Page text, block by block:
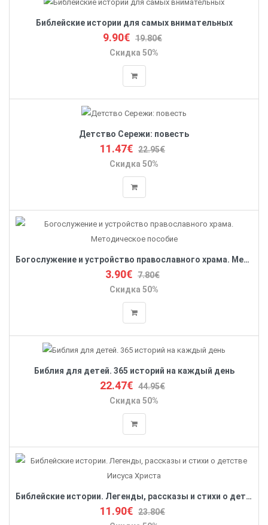
Библейские истории для самых внимательных
9.90€ 19.80€
Скидка 50%
Детство Сережи: повесть
11.47€ 22.95€
Скидка 50%
Богослужение и устройство православного храма. Методическое пособие
3.90€ 7.80€
Скидка 50%
Библия для детей. 365 историй на каждый день
22.47€ 44.95€
Скидка 50%
Библейские истории. Легенды, рассказы и стихи о детстве Иисуса Христа
11.90€ 23.80€